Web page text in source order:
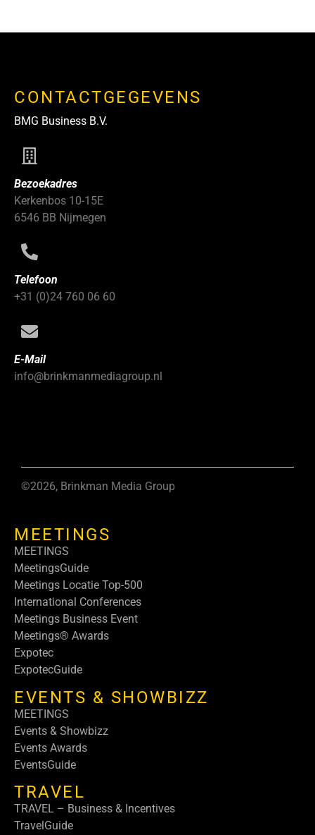
CONTACTGEGEVENS
BMG Business B.V.
Bezoekadres
Kerkenbos 10-15E
6546 BB Nijmegen
Telefoon
+31 (0)24 760 06 60
E-Mail
info@brinkmanmediagroup.nl
©2026, Brinkman Media Group
MEETINGS
MEETINGS
MeetingsGuide
Meetings Locatie Top-500
International Conferences
Meetings Business Event
Meetings® Awards
Expotec
ExpotecGuide
EVENTS & SHOWBIZZ
MEETINGS
Events & Showbizz
Events Awards
EventsGuide
TRAVEL
TRAVEL – Business & Incentives
TravelGuide